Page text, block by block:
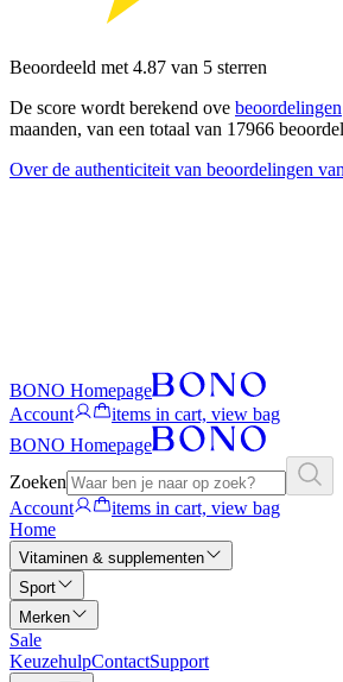
Beoordeeld met 4.87 van 5 sterren
De score wordt berekend ove beoordelingen
maanden, van een totaal van 17966
Over de authenticiteit van beoordelingen
BONO Homepage
Account
items in cart, view bag
BONO Homepage
Zoeken
Account
items in cart, view bag
Home
Vitaminen & supplementen
Sport
Merken
Sale
KeuzehulpContactSupport